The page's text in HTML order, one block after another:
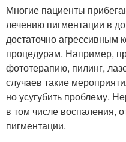
Многие пациенты
лечению пигментации в
достаточно агрессивным
процедурам. Например,
фототерапию, пилинг,
случаев такие
но усугубить проблему.
в том числе воспаления,
пигментации.